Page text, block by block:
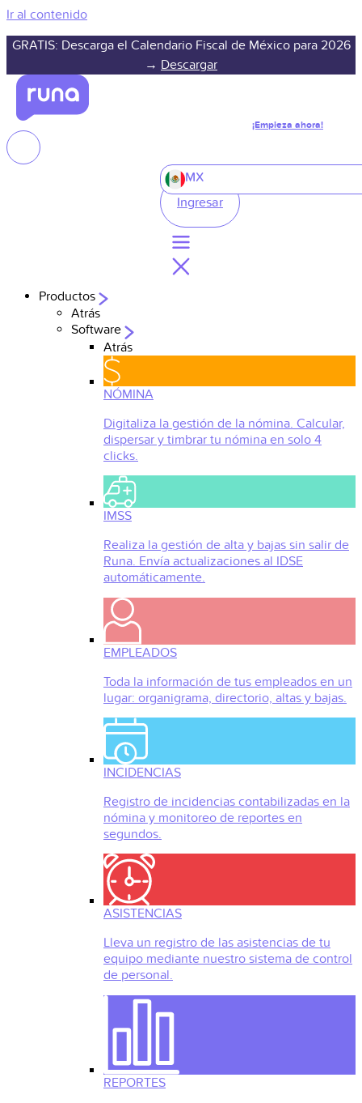
Ir al contenido
GRATIS: Descarga el Calendario Fiscal de México para 2026
→ Descargar
¡Empieza ahora!
MX
Ingresar
Productos
Atrás
Software
Atrás
NÓMINA
Digitaliza la gestión de la nómina. Calcular,
dispersar y timbrar tu nómina en solo 4
clicks.
IMSS
Realiza la gestión de alta y bajas sin salir de
Runa. Envía actualizaciones al IDSE
automáticamente.
EMPLEADOS
Toda la información de tus empleados en un
lugar: organigrama, directorio, altas y bajas.
INCIDENCIAS
Registro de incidencias contabilizadas en la
nómina y monitoreo de reportes en
segundos.
ASISTENCIAS
Lleva un registro de las asistencias de tu
equipo mediante nuestro sistema de control
de personal.
REPORTES